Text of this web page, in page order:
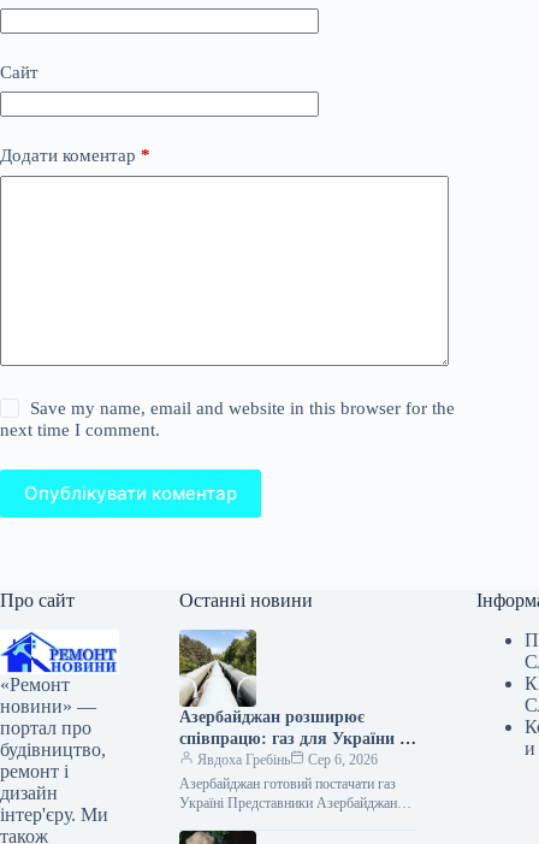
Сайт
Додати коментар *
Save my name, email and website in this browser for the
next time I comment.
Опублікувати коментар
Про сайт
«Ремонт
новини» —
портал про
будівництво,
ремонт і
дизайн
інтер'єру. Ми
також
Останні новини
Азербайджан розширює
співпрацю: газ для України та
нові проєкти
Явдоха Гребінь
Сер 6, 2026
Азербайджан готовий постачати газ
Україні Представники Азербайджану
и